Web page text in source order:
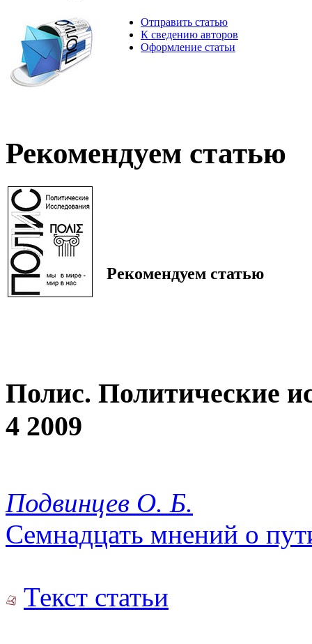
Отправить статью
К сведению авторов
Оформление статьи
Рекомендуем статью
Рекомендуем статью
Полис. Политические
4 2009
Подвинцев О. Б.
Семнадцать мнений о
Текст статьи